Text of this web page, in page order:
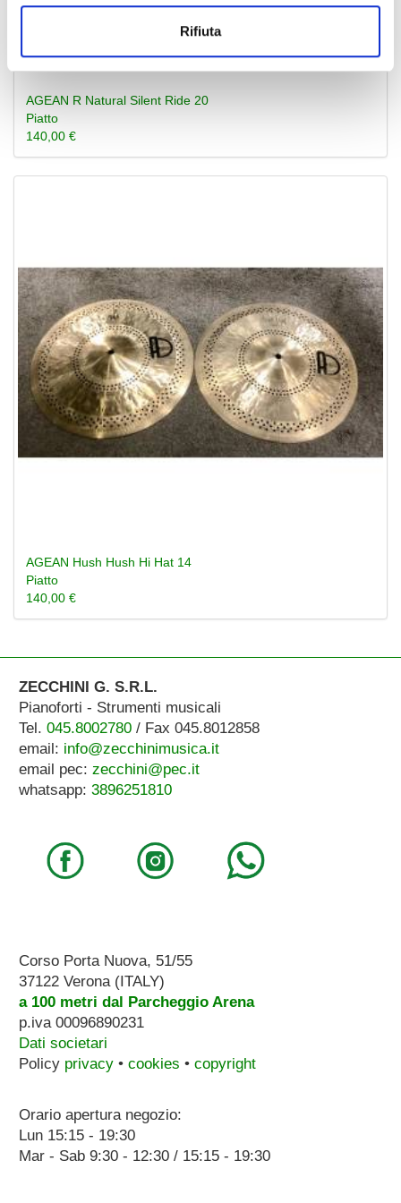
Rifiuta
AGEAN R Natural Silent Ride 20
Piatto
140,00 €
AGEAN Hush Hush Hi Hat 14
Piatto
140,00 €
ZECCHINI G. S.R.L.
Pianoforti - Strumenti musicali
Tel. 045.8002780/ Fax 045.8012858
email: info@zecchinimusica.it
email pec: zecchini@pec.it
whatsapp: 3896251810
Corso Porta Nuova, 51/55
37122 Verona (ITALY)
a 100 metri dal Parcheggio Arena
p.iva 00096890231
Dati societari
Policy privacy• cookies • copyright
Orario apertura negozio:
Lun 15:15 - 19:30
Mar - Sab 9:30 - 12:30 / 15:15 - 19:30